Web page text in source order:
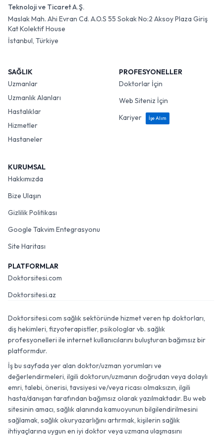
Teknoloji ve Ticaret A.Ş.
Maslak Mah. Ahi Evran Cd. A.O.S 55 Sokak No:2 Aksoy Plaza Giriş
Kat Kolektif House
İstanbul, Türkiye
SAĞLIK
Uzmanlar
Uzmanlık Alanları
Hastalıklar
Hizmetler
Hastaneler
PROFESYONELLER
Doktorlar İçin
Web Siteniz İçin
Kariyer
İşe Alım
KURUMSAL
Hakkımızda
Bize Ulaşın
Gizlilik Politikası
Google Takvim Entegrasyonu
Site Haritası
PLATFORMLAR
Doktorsitesi.com
Doktorsitesi.az
Doktorsitesi.com sağlık sektöründe hizmet veren tıp doktorları,
diş hekimleri, fizyoterapistler, psikologlar vb. sağlık
profesyonelleri ile internet kullanıcılarını buluşturan bağımsız bir
platformdur.
İş bu sayfada yer alan doktor/uzman yorumları ve
değerlendirmeleri, ilgili doktorun/uzmanın doğrudan veya dolaylı
emri, talebi, önerisi, tavsiyesi ve/veya ricası olmaksızın, ilgili
hasta/danışan tarafından bağımsız olarak yazılmaktadır. Bu web
sitesinin amacı, sağlık alanında kamuoyunun bilgilendirilmesini
sağlamak, sağlık okuryazarlığını artırmak, kişilerin sağlık
ihtiyaçlarına uygun en iyi doktor veya uzmana ulaşmasını